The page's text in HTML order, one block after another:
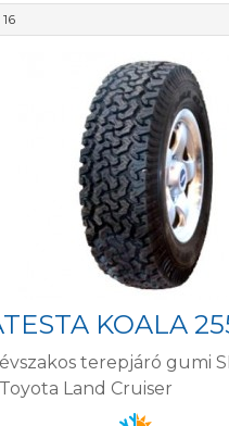
KOALA
terepjáró gumi
Land Cruiser